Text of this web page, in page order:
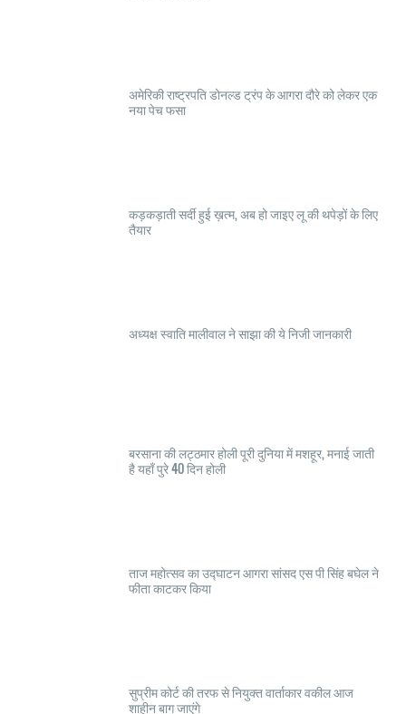
अमेरिकी राष्ट्रपति डोनल्ड ट्रंप के आगरा दौरे को लेकर एक
नया पेच फसा
कड़कड़ाती सर्दी हुई ख़त्म, अब हो जाइए लू की थपेड़ों के लिए
तैयार
अध्यक्ष स्वाति मालीवाल ने साझा की ये निजी जानकारी
बरसाना की लट्ठमार होली पूरी दुनिया में मशहूर, मनाई जाती
है यहाँ पुरे 40 दिन होली
ताज महोत्सव का उद्घाटन आगरा सांसद एस पी सिंह बघेल ने
फीता काटकर किया
सुप्रीम कोर्ट की तरफ से नियुक्त वार्ताकार वकील आज
शाहीन बाग जाएंगे